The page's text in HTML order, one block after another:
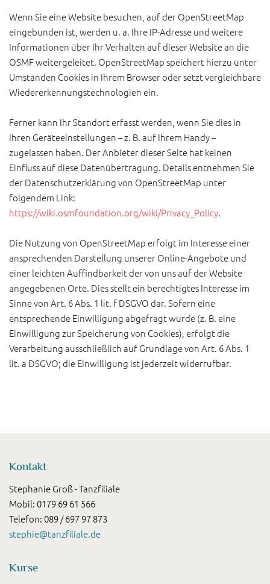
Wenn Sie eine Website besuchen, auf der OpenStreetMap
eingebunden ist, werden u. a. Ihre IP-Adresse und weitere
Informationen über Ihr Verhalten auf dieser Website an die
OSMF weitergeleitet. OpenStreetMap speichert hierzu unter
Umständen Cookies in Ihrem Browser oder setzt vergleichbare
Wiedererkennungstechnologien ein.
Ferner kann Ihr Standort erfasst werden, wenn Sie dies in
Ihren Geräteeinstellungen – z. B. auf Ihrem Handy –
zugelassen haben. Der Anbieter dieser Seite hat keinen
Einfluss auf diese Datenübertragung. Details entnehmen Sie
der Datenschutzerklärung von OpenStreetMap unter
folgendem Link:
https://wiki.osmfoundation.org/wiki/Privacy_Policy.
Die Nutzung von OpenStreetMap erfolgt im Interesse einer
ansprechenden Darstellung unserer Online-Angebote und
einer leichten Auffindbarkeit der von uns auf der Website
angegebenen Orte. Dies stellt ein berechtigtes Interesse im
Sinne von Art. 6 Abs. 1 lit. f DSGVO dar. Sofern eine
entsprechende Einwilligung abgefragt wurde (z. B. eine
Einwilligung zur Speicherung von Cookies), erfolgt die
Verarbeitung ausschließlich auf Grundlage von Art. 6 Abs. 1
lit. a DSGVO; die Einwilligung ist jederzeit widerrufbar.
Kontakt
Stephanie Groß - Tanzfiliale
Mobil: 0179 69 61 566
Telefon: 089 / 697 97 873
stephie@tanzfiliale.de
Kurse